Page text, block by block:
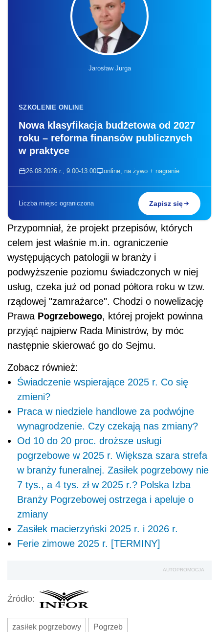
Jarosław Jurga
SZKOLENIE ONLINE
Nowa klasyfikacja budżetowa od 2027
roku – reforma finansów publicznych
w praktyce
26.08.2026 r., 9:00-13:00 online, na żywo + nagranie
Liczba miejsc ograniczona Zapisz się
Przypomniał, że projekt przepisów, których
celem jest właśnie m.in. ograniczenie
występujących patologii w branży i
podwyższenie poziomu świadczonych w niej
usług, czeka już od ponad półtora roku w tzw.
rządowej "zamrażarce". Chodzi o nowelizację
Prawa Pogrzebowego, której projekt powinna
przyjąć najpierw Rada Ministrów, by móc
następnie skierować go do Sejmu.
Zobacz również:
Świadczenie wspierające 2025 r. Co się
zmieni?
Praca w niedziele handlowe za podwójne
wynagrodzenie. Czy czekają nas zmiany?
Od 10 do 20 proc. droższe usługi
pogrzebowe w 2025 r. Większa szara strefa
w branży funeralnej. Zasiłek pogrzebowy nie
7 tys., a 4 tys. zł w 2025 r.? Polska Izba
Branży Pogrzebowej ostrzega i apeluje o
zmiany
Zasiłek macierzyński 2025 r. i 2026 r.
Ferie zimowe 2025 r. [TERMINY]
AUTOPROMOCJA
Źródło:
zasiłek pogrzebowy Pogrzeb